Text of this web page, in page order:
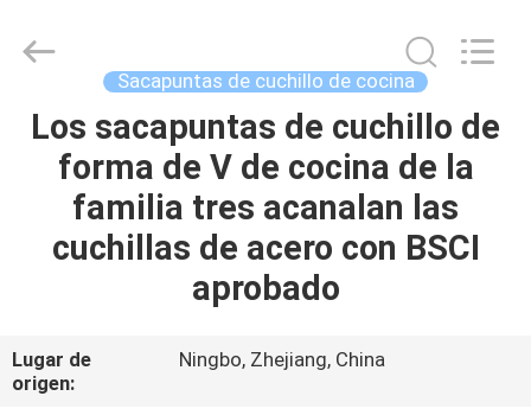
EN
CASA
PRODUCTOS
VÍDEOS
Electric
Appliance
Reserved.
Sacapuntas de cuchillo de cocina
Los sacapuntas de cuchillo de
forma de V de cocina de la
familia tres acanalan las
cuchillas de acero con BSCI
aprobado
Lugar de
origen:
Ningbo, Zhejiang, China